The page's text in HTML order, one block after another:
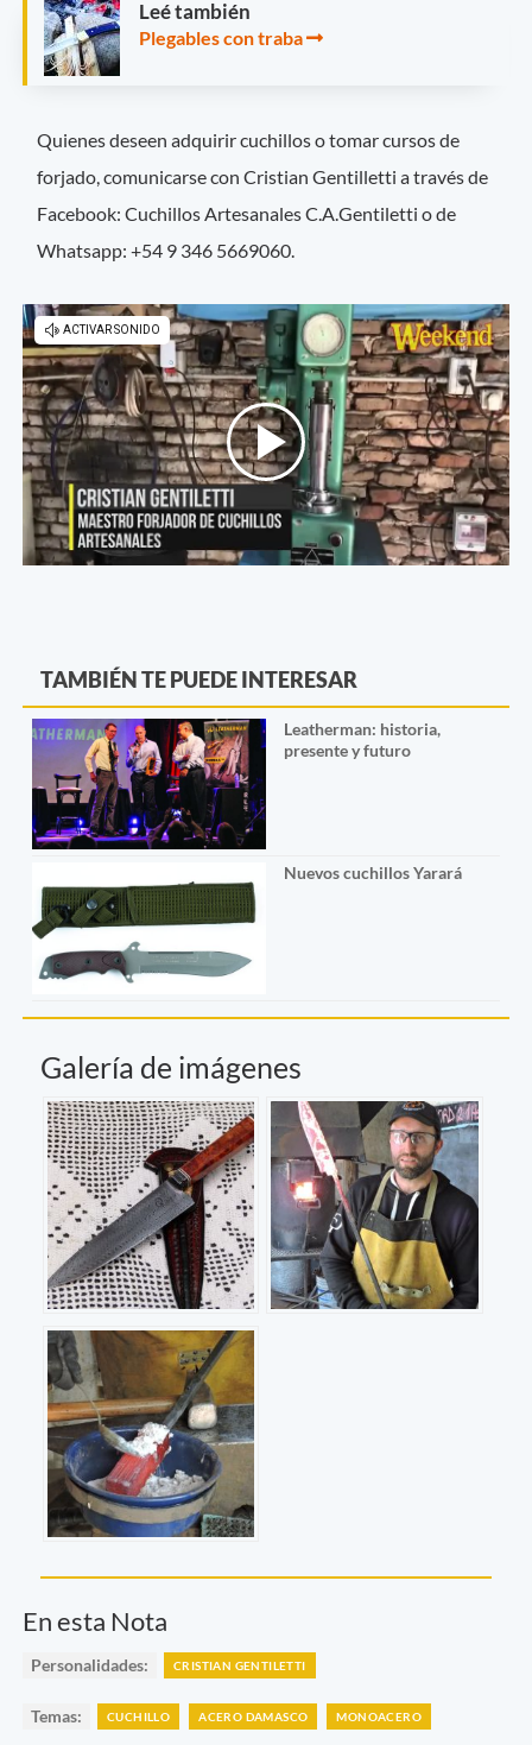
Leé también
Plegables con traba
Quienes deseen adquirir cuchillos o tomar cursos de
forjado, comunicarse con Cristian Gentilletti a través de
Facebook: Cuchillos Artesanales C.A.Gentiletti o de
Whatsapp: +54 9 346 5669060.
TAMBIÉN TE PUEDE INTERESAR
Leatherman: historia,
presente y futuro
Nuevos cuchillos Yarará
Galería de imágenes
En esta Nota
Personalidades: CRISTIAN GENTILETTI
Temas: CUCHILLO ACERO DAMASCO MONOACERO